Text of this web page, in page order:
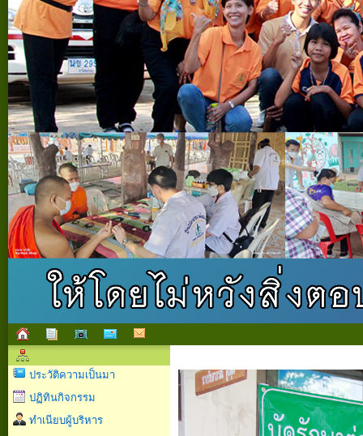
ประวัติความเป็นมา
ปฏิทินกิจกรรม
ทำเนียบผู้บริหาร